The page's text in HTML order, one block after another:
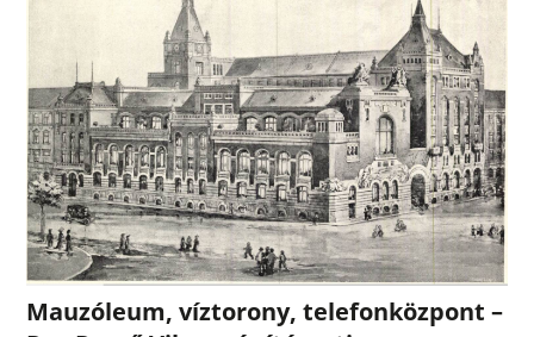
Mauzóleum, víztorony, telefonközpont –